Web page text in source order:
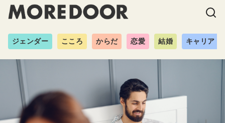
ジェンダー こころ からだ 恋愛 結婚 キャリア